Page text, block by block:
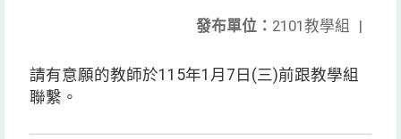
發布單位： 2101教學組 |
請有意願的教師於115年1月7日(三)前跟教學組
聯繫。